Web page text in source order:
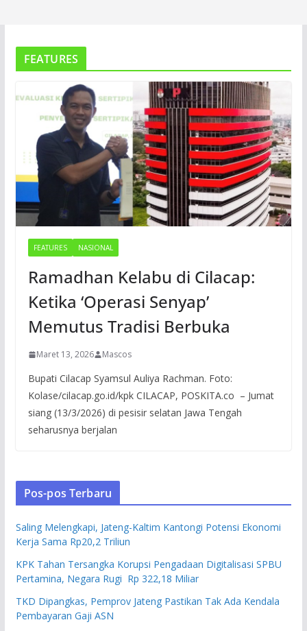
FEATURES
FEATURES NASIONAL
Ramadhan Kelabu di Cilacap:
Ketika ‘Operasi Senyap’
Memutus Tradisi Berbuka
Maret 13, 2026 Mascos
Bupati Cilacap Syamsul Auliya Rachman. Foto:
Kolase/cilacap.go.id/kpk CILACAP, POSKITA.co – Jumat
siang (13/3/2026) di pesisir selatan Jawa Tengah
seharusnya berjalan
Pos-pos Terbaru
Saling Melengkapi, Jateng-Kaltim Kantongi Potensi Ekonomi
Kerja Sama Rp20,2 Triliun
KPK Tahan Tersangka Korupsi Pengadaan Digitalisasi SPBU
Pertamina, Negara Rugi Rp 322,18 Miliar
TKD Dipangkas, Pemprov Jateng Pastikan Tak Ada Kendala
Pembayaran Gaji ASN